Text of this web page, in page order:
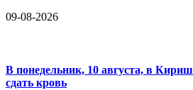
09-08-2026
В понедельник, 10 августа, в
сдать кровь